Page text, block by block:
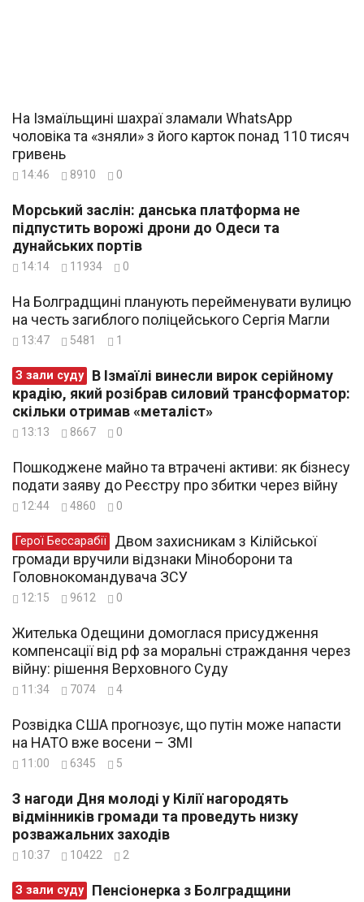
На Ізмаїльщині шахраї зламали WhatsApp
чоловіка та «зняли» з його карток понад 110 тисяч
гривень
14:46 8910 0
Морський заслін: данська платформа не
підпустить ворожі дрони до Одеси та
дунайських портів
14:14 11934 0
На Болградщині планують перейменувати вулицю
на честь загиблого поліцейського Сергія Магли
13:47 5481 1
З зали суду
крадію, який розібрав силовий трансформатор:
скільки отримав «металіст»
13:13 8667 0
Пошкоджене майно та втрачені активи: як бізнесу
подати заяву до Реєстру про збитки через війну
12:44 4860 0
Герої Бессарабії
громади вручили відзнаки Міноборони та
Головнокомандувача ЗСУ
12:15 9612 0
Жителька Одещини домоглася присудження
компенсації від рф за моральні страждання через
війну: рішення Верховного Суду
11:34 7074 4
Розвідка США прогнозує, що путін може напасти
на НАТО вже восени – ЗМІ
11:00 6345 5
З нагоди Дня молоді у Кілії нагородять
відмінників громади та проведуть низку
розважальних заходів
10:37 10422 2
З зали суду